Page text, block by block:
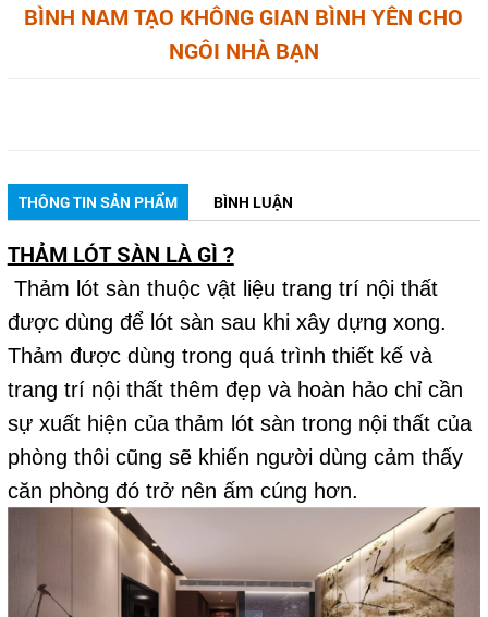
BÌNH NAM TẠO KHÔNG GIAN BÌNH YÊN CHO
NGÔI NHÀ BẠN
THÔNG TIN SẢN PHẨM BÌNH LUẬN
THẢM LÓT SÀN LÀ GÌ ?
Thảm lót sàn thuộc vật liệu trang trí nội thất
được dùng để lót sàn sau khi xây dựng xong.
Thảm được dùng trong quá trình thiết kế và
trang trí nội thất thêm đẹp và hoàn hảo chỉ cần
sự xuất hiện của thảm lót sàn trong nội thất của
phòng thôi cũng sẽ khiến người dùng cảm thấy
căn phòng đó trở nên ấm cúng hơn.